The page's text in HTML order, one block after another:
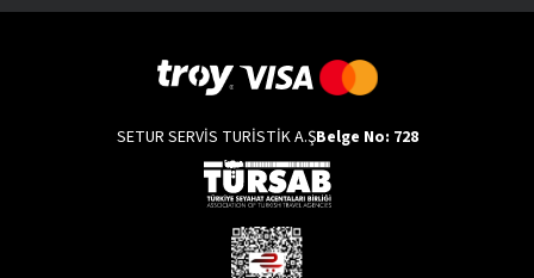
SETUR SERVİS TURİSTİK A.ŞBelge No: 728